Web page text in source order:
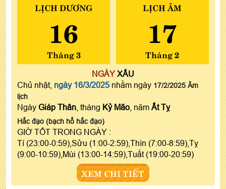
LỊCH DƯƠNG
16
Tháng 3
LỊCH ÂM
17
Tháng 2
NGÀYXẤU
Chủ nhật, ngày 16/3/2025 nhằm ngày 17/2/2025 Âm
lịch
Ngày Giáp Thân , tháng Kỷ Mão , năm Ất Tỵ
Hắc đạo (bạch hổ hắc đạo)
GIỜ TỐT TRONG NGÀY :
Tí (23:00-0:59),Sửu (1:00-2:59),Thìn (7:00-8:59),Tỵ
(9:00-10:59),Mùi (13:00-14:59),Tuất (19:00-20:59)
XEM CHI TIẾT